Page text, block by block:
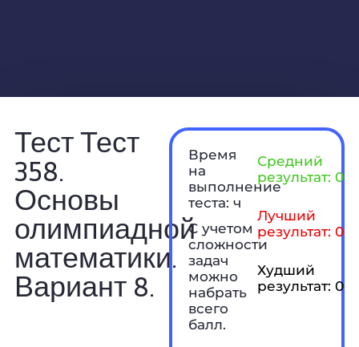
Тест Тест
358.
Основы
олимпиадной
математики.
Вариант 8.
Время
на
выполнение
теста: ч
С учетом
сложности
задач
можно
набрать
всего
балл.
Средний
результат: 0
Лучший
результат: 0
Худший
результат: 0